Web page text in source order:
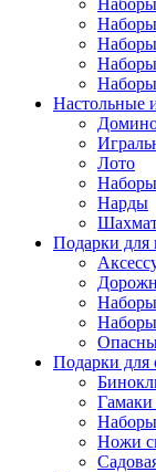
Наборы
Наборы
Настольные
Лото
Нарды
Подарки для
Наборы
Подарки для
Ножи